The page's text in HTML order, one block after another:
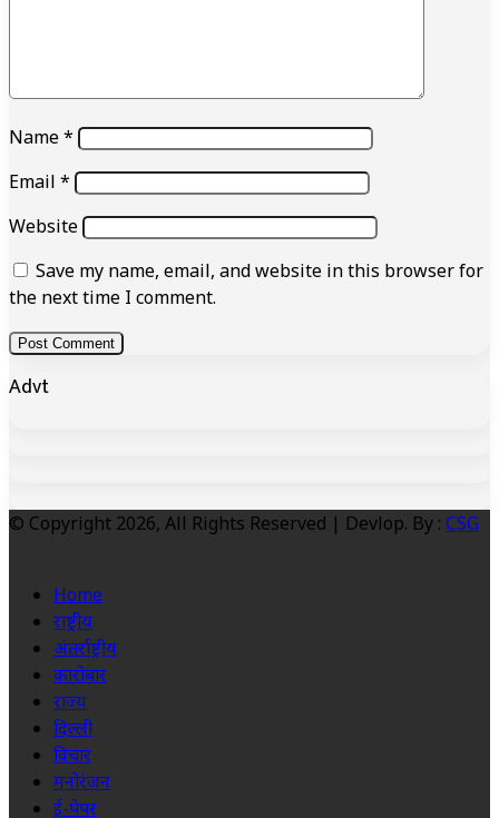
Name*
Email *
Website
Save my name, email, and website in this browser for
the next time I comment.
Advt
© Copyright 2026, All Rights Reserved | Devlop. By : CSG
Home
राष्ट्रीय
अंतर्राष्ट्रीय
कारोबार
राज्य
दिल्ली
विचार
मनोरंजन
ई-पेपर